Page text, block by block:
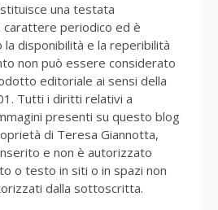
una testata
carattere periodico ed è
disponibilità e la reperibilità
non può essere considerato
editoriale ai sensi della
Tutti i diritti relativi a
presenti su questo blog
di Teresa Giannotta,
e non è autorizzato
o testo in siti o in spazi non
dalla sottoscritta.